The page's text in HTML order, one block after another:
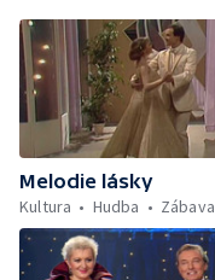
Melodie lásky
Kultura
Hudba Zábava